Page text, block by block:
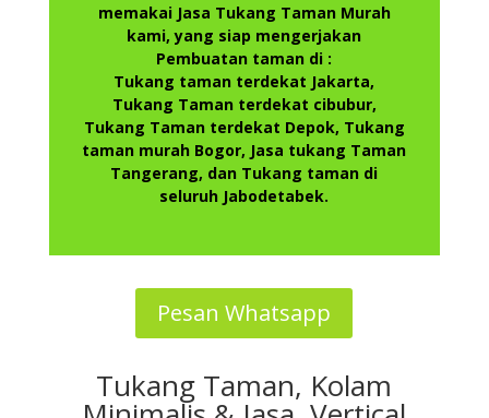
memakai Jasa Tukang Taman Murah
kami, yang siap mengerjakan
Pembuatan taman di :
Tukang taman terdekat Jakarta,
Tukang Taman terdekat cibubur,
Tukang Taman terdekat Depok, Tukang
taman murah Bogor, Jasa tukang Taman
Tangerang, dan Tukang taman di
seluruh Jabodetabek.
Pesan Whatsapp
Tukang Taman, Kolam